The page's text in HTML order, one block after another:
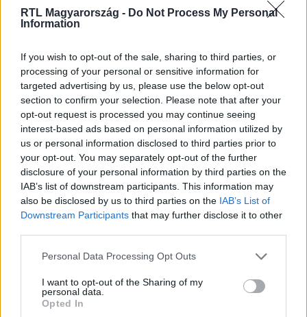
RTL Magyarország - Do Not Process My Personal
Information
If you wish to opt-out of the sale, sharing to third parties, or
processing of your personal or sensitive information for
targeted advertising by us, please use the below opt-out
section to confirm your selection. Please note that after your
opt-out request is processed you may continue seeing
interest-based ads based on personal information utilized by
us or personal information disclosed to third parties prior to
your opt-out. You may separately opt-out of the further
disclosure of your personal information by third parties on the
IAB’s list of downstream participants. This information may
also be disclosed by us to third parties on the IAB’s List of
Downstream Participants that may further disclose it to other
Please note that this website/app uses one or more Google
not limited to your visit or usage behaviour. You may click to
grant or deny consent to Google and its third-party tags to
use your data for below specified purposes in below Google
Personal Data Processing Opt Outs
I want to opt-out of the Sharing of my
personal data.
Opted In
a vidéki kórházakban tapasztalható orvoshiány
problémáira világít rá. Az orvos tovább dolgozhat az ajkai
2023. szeptember 13. 11:56
Még a Budapesti Autósok oldal alapítója is inkább
robogóra pattant, annyira nehéz a fővárosban a
parkolás
a Reggeli vendége annak kapcsán, hogy miért ütnek rajta
a fővárosban egyre több ismert embert tilos parkoláson.